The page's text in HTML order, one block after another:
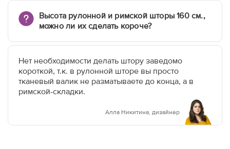
Высота рулонной и римской шторы 160 см.,
можно ли их сделать короче?
Нет необходимости делать штору заведомо
короткой, т.к. в рулонной шторе вы просто
тканевый валик не разматываете до конца, а в
римской-складки.
Алла Никитина, дизайнер